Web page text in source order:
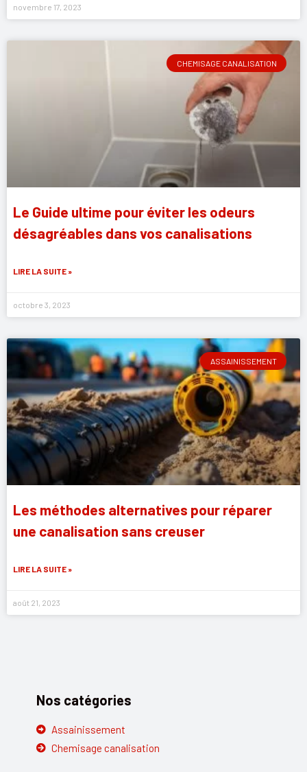
novembre 17, 2023
CHEMISAGE CANALISATION
Le Guide ultime pour éviter les odeurs
désagréables dans vos canalisations
LIRE LA SUITE »
octobre 3, 2023
ASSAINISSEMENT
Les méthodes alternatives pour réparer
une canalisation sans creuser
LIRE LA SUITE »
août 21, 2023
Nos catégories
Assainissement
Chemisage canalisation